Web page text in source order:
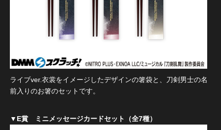
ライブver.衣裳をイメージしたデザインの箸袋と、刀剣男士の名
前入りのお箸のセットです。
▼E賞 ミニメッセージカードセット（全7種）